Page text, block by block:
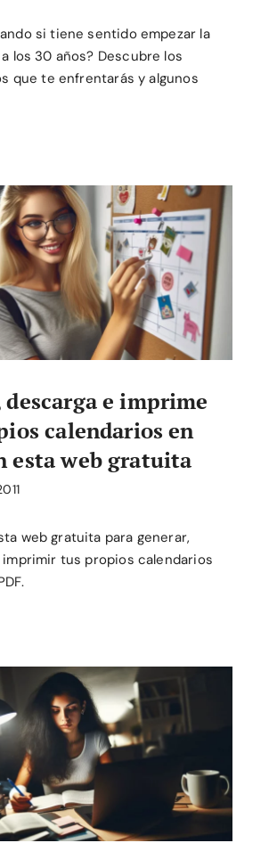
si tiene sentido empezar la
los 30 años? Descubre los
que te enfrentarás y algunos
descarga e imprime
calendarios en
esta web gratuita
web gratuita para generar,
tus propios calendarios